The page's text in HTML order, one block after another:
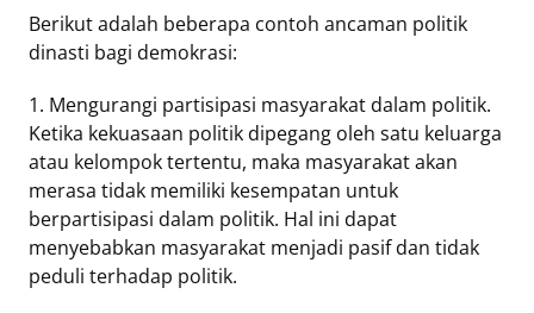
Mute
Berikut adalah beberapa contoh ancaman politik
dinasti bagi demokrasi:
1. Mengurangi partisipasi masyarakat dalam politik.
Ketika kekuasaan politik dipegang oleh satu keluarga
atau kelompok tertentu, maka masyarakat akan
merasa tidak memiliki kesempatan untuk
berpartisipasi dalam politik. Hal ini dapat
menyebabkan masyarakat menjadi pasif dan tidak
peduli terhadap politik.